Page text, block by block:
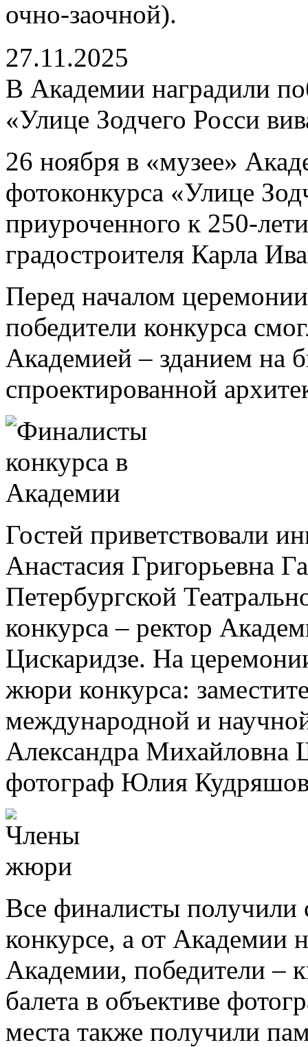
очно-заочной).
27.11.2025
В Академии наградили
«Улице Зодчего Росси
26 ноября в «музее»
фотоконкурса «Улице
приуроченного к 250-
градостроителя Карла
Перед началом
победители конкурса
Академией – зданием на
спроектированной
Гостей приветствовали
Анастасия Григорьевна
Петербургской
конкурса – ректор
Цискаридзе. На
жюри конкурса:
международной и
Александра Михайловна
фотограф Юлия
Все финалисты получили
конкурсе, а от Академии
Академии, победители –
балета в объективе
места также получили